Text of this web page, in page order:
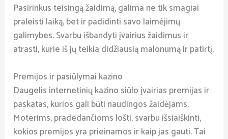
Pasirinkus teisingą žaidimą, galima ne tik smagiai
praleisti laiką, bet ir padidinti savo laimėjimų
galimybes. Svarbu išbandyti įvairius žaidimus ir
atrasti, kurie iš jų teikia didžiausią malonumą ir patirtį.
Premijos ir pasiūlymai kazino
Daugelis internetinių kazino siūlo įvairias premijas ir
paskatas, kurios gali būti naudingos žaidėjams.
Moterims, pradedančioms lošti, svarbu išsiaiškinti,
kokios premijos yra prieinamos ir kaip jas gauti. Tai